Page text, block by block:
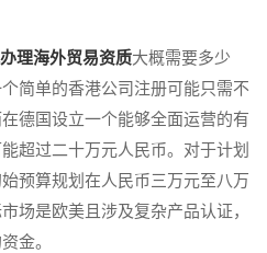
理海外贸易资质大概需要多少
简单的香港公司注册可能只需不
德国设立一个能够全面运营的有
超过二十万元人民币。对于计划
预算规划在人民币三万元至八万
场是欧美且涉及复杂产品认证，
金。